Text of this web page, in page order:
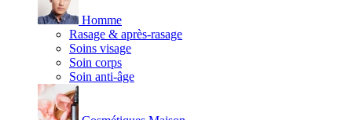
Homme
Rasage & après-rasage
Soins visage
Soin corps
Soin anti-âge